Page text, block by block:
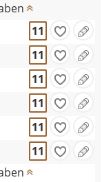
11
11
11
11
11
11